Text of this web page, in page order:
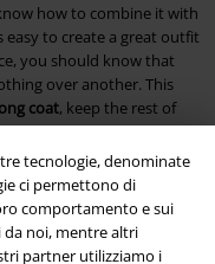
tecnologie, denominate
ci permettono di
comportamento e sui
da noi, mentre altri
partner utilizziamo i
how to combine it with
to create a great outfit
you should know that
over another. This
coat, keep the rest of
other hand, it's exactly
with your trousers or
shoes. Men are best
winter. However, trainers
be considered. Women will
as this stretches the legs